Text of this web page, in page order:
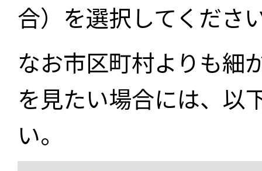
合）を選択してくださ
なお市区町村よりも細
を見たい場合には、以
い。